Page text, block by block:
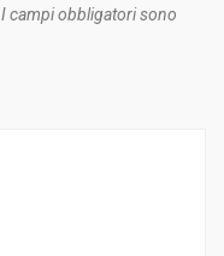
I campi obbligatori sono